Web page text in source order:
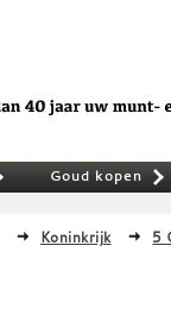
Goud kopen
Koninkrijk
5